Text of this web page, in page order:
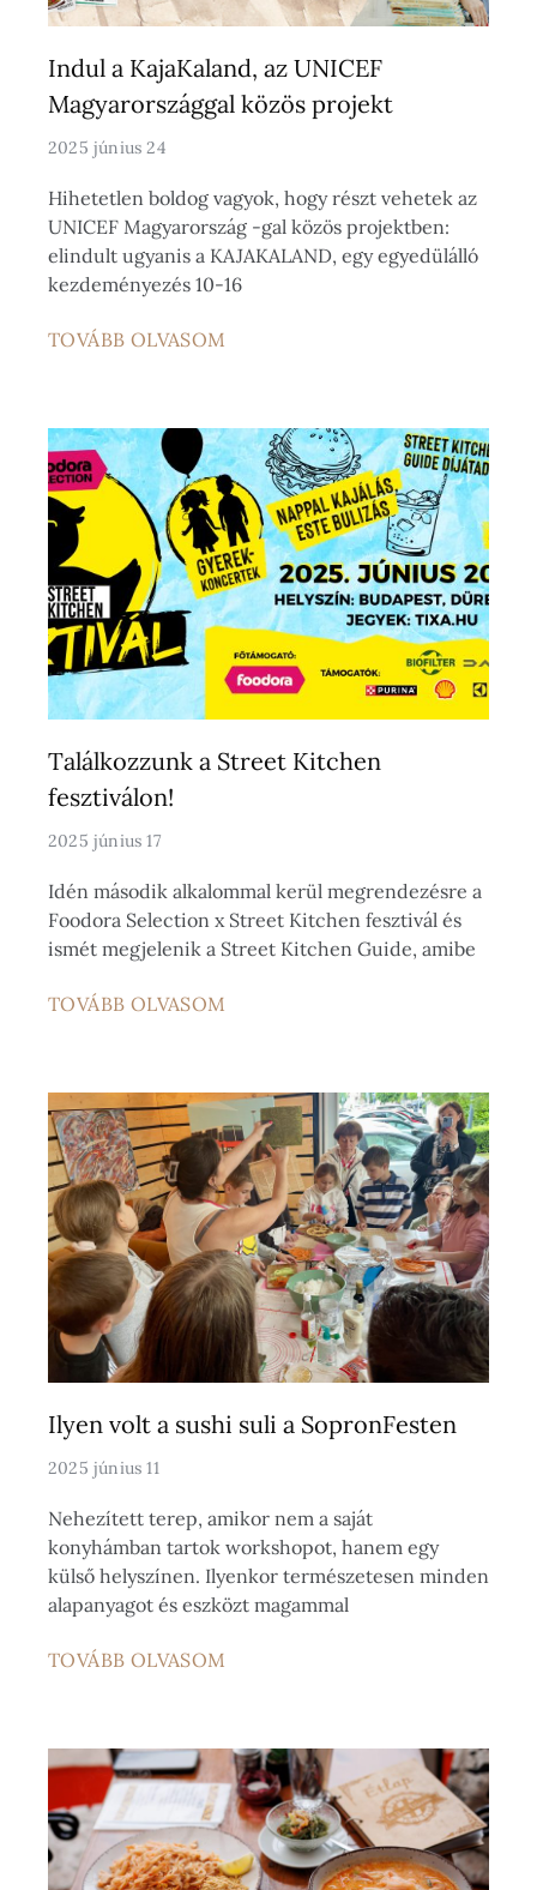
Indul a KajaKaland, az UNICEF
Magyarországgal közös projekt
2025 június 24
Hihetetlen boldog vagyok, hogy részt vehetek az
UNICEF Magyarország -gal közös projektben:
elindult ugyanis a KAJAKALAND, egy egyedülálló
kezdeményezés 10-16
TOVÁBB OLVASOM
Találkozzunk a Street Kitchen
fesztiválon!
2025 június 17
Idén második alkalommal kerül megrendezésre a
Foodora Selection x Street Kitchen fesztivál és
ismét megjelenik a Street Kitchen Guide, amibe
TOVÁBB OLVASOM
Ilyen volt a sushi suli a SopronFesten
2025 június 11
Nehezített terep, amikor nem a saját
konyhámban tartok workshopot, hanem egy
külső helyszínen. Ilyenkor természetesen minden
alapanyagot és eszközt magammal
TOVÁBB OLVASOM